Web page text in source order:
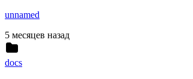
unnamed
5 месяцев назад
docs